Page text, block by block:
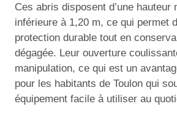
Ces abris disposent d’une hauteur
inférieure à 1,20 m, ce qui permet
protection durable tout en
dégagée. Leur ouverture
manipulation, ce qui est un
pour les habitants de Toulon qui
équipement facile à utiliser au